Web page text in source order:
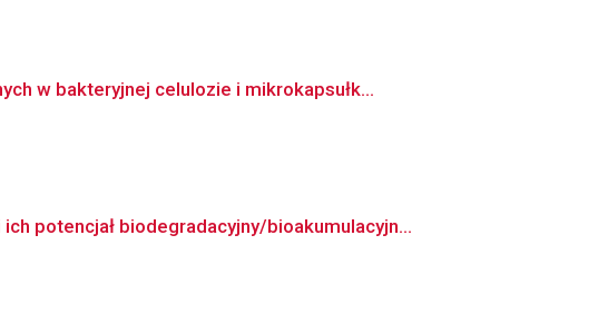
w bakteryjnej celulozie i mikrokapsułk...
potencjał biodegradacyjny/bioakumulacyjn...